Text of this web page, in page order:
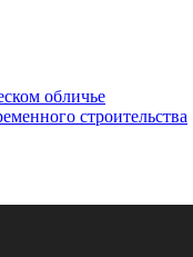
обличье
строительства